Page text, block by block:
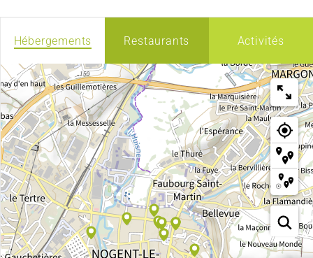
Hébergements Restaurants Activités